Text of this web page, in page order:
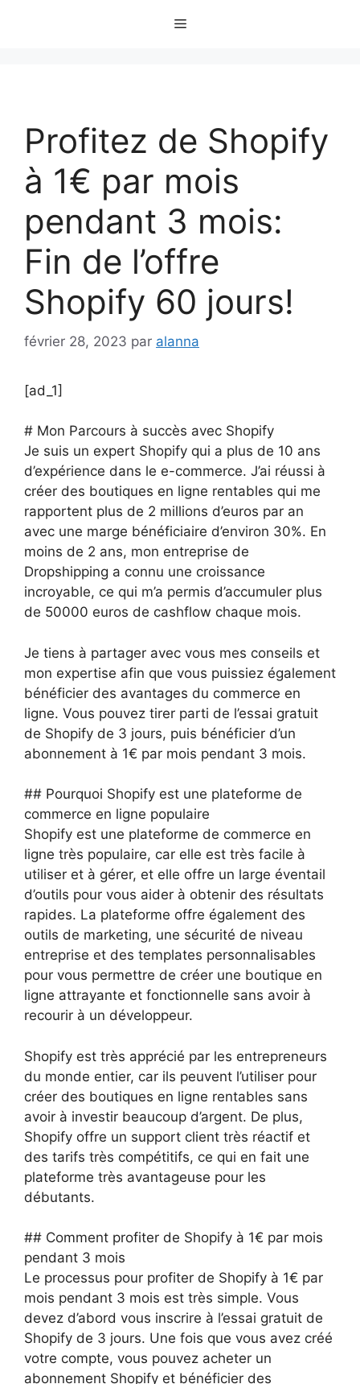
Menu
Profitez de Shopify
à 1€ par mois
pendant 3 mois:
Fin de l’offre
Shopify 60 jours!
février 28, 2023 par alanna
[ad_1]
# Mon Parcours à succès avec Shopify
Je suis un expert Shopify qui a plus de 10 ans
d’expérience dans le e-commerce. J’ai réussi à
créer des boutiques en ligne rentables qui me
rapportent plus de 2 millions d’euros par an
avec une marge bénéficiaire d’environ 30%. En
moins de 2 ans, mon entreprise de
Dropshipping a connu une croissance
incroyable, ce qui m’a permis d’accumuler plus
de 50000 euros de cashflow chaque mois.
Je tiens à partager avec vous mes conseils et
mon expertise afin que vous puissiez également
bénéficier des avantages du commerce en
ligne. Vous pouvez tirer parti de l’essai gratuit
de Shopify de 3 jours, puis bénéficier d’un
abonnement à 1€ par mois pendant 3 mois.
## Pourquoi Shopify est une plateforme de
commerce en ligne populaire
Shopify est une plateforme de commerce en
ligne très populaire, car elle est très facile à
utiliser et à gérer, et elle offre un large éventail
d’outils pour vous aider à obtenir des résultats
rapides. La plateforme offre également des
outils de marketing, une sécurité de niveau
entreprise et des templates personnalisables
pour vous permettre de créer une boutique en
ligne attrayante et fonctionnelle sans avoir à
recourir à un développeur.
Shopify est très apprécié par les entrepreneurs
du monde entier, car ils peuvent l’utiliser pour
créer des boutiques en ligne rentables sans
avoir à investir beaucoup d’argent. De plus,
Shopify offre un support client très réactif et
des tarifs très compétitifs, ce qui en fait une
plateforme très avantageuse pour les
débutants.
## Comment profiter de Shopify à 1€ par mois
pendant 3 mois
Le processus pour profiter de Shopify à 1€ par
mois pendant 3 mois est très simple. Vous
devez d’abord vous inscrire à l’essai gratuit de
Shopify de 3 jours. Une fois que vous avez créé
votre compte, vous pouvez acheter un
abonnement Shopify et bénéficier des